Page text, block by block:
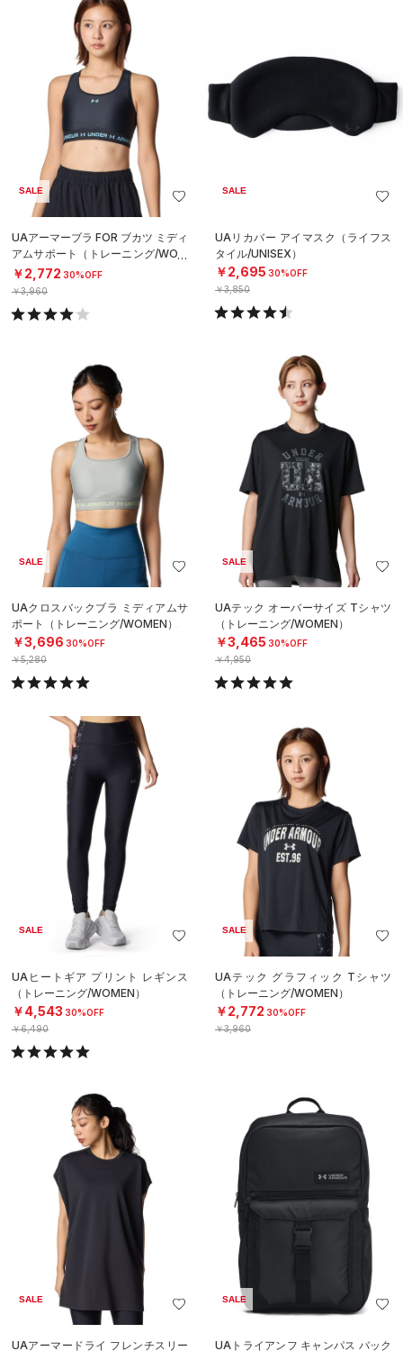
SALE
UAアーマーブラ FOR ブカツ ミディ
アムサポート（トレーニング/WOM
EN）
￥2,772 30%OFF
￥3,960
SALE
UAリカバー アイマスク（ライフス
タイル/UNISEX）
￥2,695 30%OFF
￥3,850
SALE
UAクロスバックブラ ミディアムサ
ポート（トレーニング/WOMEN）
￥3,696 30%OFF
￥5,280
SALE
UAテック オーバーサイズ Tシャツ
（トレーニング/WOMEN）
￥3,465 30%OFF
￥4,950
SALE
UAヒートギア プリント レギンス
（トレーニング/WOMEN）
￥4,543 30%OFF
￥6,490
SALE
UAテック グラフィック Tシャツ
（トレーニング/WOMEN）
￥2,772 30%OFF
￥3,960
SALE
UAアーマードライ フレンチスリー
SALE
UAトライアンフ キャンパス バック